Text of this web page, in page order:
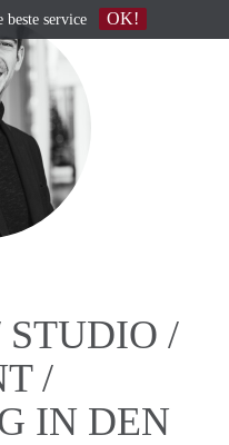
/
/
IN DEN
beste service OK!